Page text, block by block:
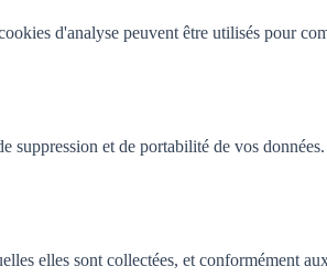
d'analyse peuvent être utilisés pour
et de portabilité de vos
elles sont collectées, et conformément